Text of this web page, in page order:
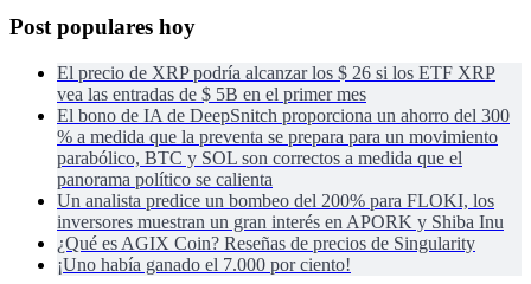
Post populares hoy
El precio de XRP podría alcanzar los $ 26 si los ETF XRP
vea las entradas de $ 5B en el primer mes
El bono de IA de DeepSnitch proporciona un ahorro del 300
% a medida que la preventa se prepara para un movimiento
parabólico, BTC y SOL son correctos a medida que el
panorama político se calienta
Un analista predice un bombeo del 200% para FLOKI, los
inversores muestran un gran interés en APORK y Shiba Inu
¿Qué es AGIX Coin? Reseñas de precios de Singularity
¡Uno había ganado el 7.000 por ciento!